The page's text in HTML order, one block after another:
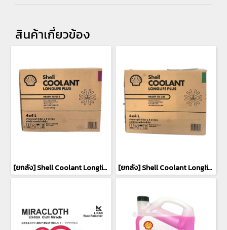
สินค้าเกี่ยวข้อง
[ยกลัง] Shell Coolant Longlife Plus น้ำยาหล่อเย็นสีชมพู (4x4L) [ยกลัง] Shell Coolant Longlife Plus น้ำยาหล่อเย็นสีเขียว ขนาด (4x4L)